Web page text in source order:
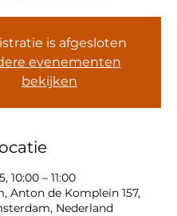
is afgesloten
evenementen
bekijken
10:00 – 11:00
Anton de Komplein 157,
Nederland